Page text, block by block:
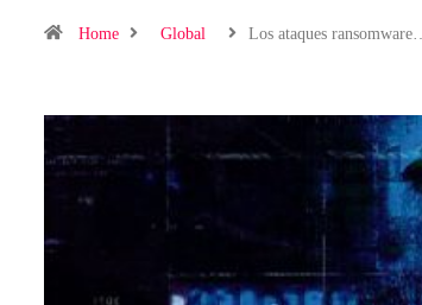
Home Global Los ataques ransomware…